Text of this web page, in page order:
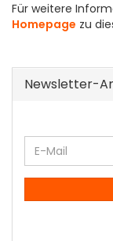
Für weitere
Homepage zu
Newsletter-
WEITER
ZUR
NEWSLETTER-
E-
Mail